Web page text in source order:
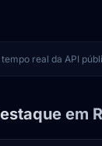
real da API
em